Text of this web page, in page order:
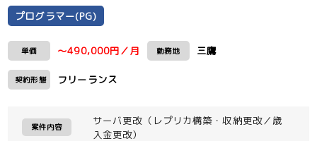
プログラマー(PG)
単価 ～490,000円／月 勤務地 三鷹
契約形態 フリーランス
案件内容
サーバ更改（レプリカ構築・収納更改／歳
入金更改）